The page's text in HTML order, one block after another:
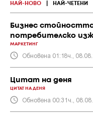
НАЙ-НОВО НАЙ-ЧЕТЕНИ
Бизнес
потребителско
МАРКЕТИНГ
Обновена 01:18ч.,
Цитат на деня
ЦИТАТ НА ДЕНЯ
Обновена 00:31ч.,